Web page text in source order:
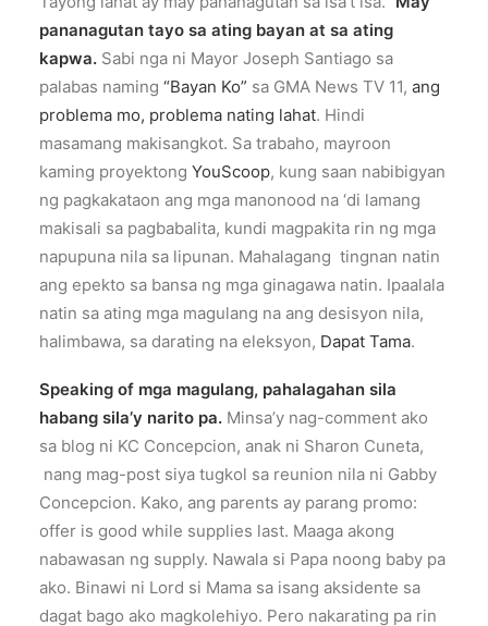
pananagutan tayo sa ating bayan at sa ating
kapwa. Sabi nga ni Mayor Joseph Santiago sa
palabas naming “Bayan Ko” sa GMA News TV 11, ang
problema mo, problema nating lahat. Hindi
masamang makisangkot. Sa trabaho, mayroon
kaming proyektong YouScoop, kung saan nabibigyan
ng pagkakataon ang mga manonood na ‘di lamang
makisali sa pagbabalita, kundi magpakita rin ng mga
napupuna nila sa lipunan. Mahalagang tingnan natin
ang epekto sa bansa ng mga ginagawa natin. Ipaalala
natin sa ating mga magulang na ang desisyon nila,
halimbawa, sa darating na eleksyon, Dapat Tama.
Speaking of mga magulang, pahalagahan sila
habang sila’y narito pa. Minsa’y nag-comment ako
sa blog ni KC Concepcion, anak ni Sharon Cuneta,
nang mag-post siya tugkol sa reunion nila ni Gabby
Concepcion. Kako, ang parents ay parang promo:
offer is good while supplies last. Maaga akong
nabawasan ng supply. Nawala si Papa noong baby pa
ako. Binawi ni Lord si Mama sa isang aksidente sa
dagat bago ako magkolehiyo. Pero nakarating pa rin